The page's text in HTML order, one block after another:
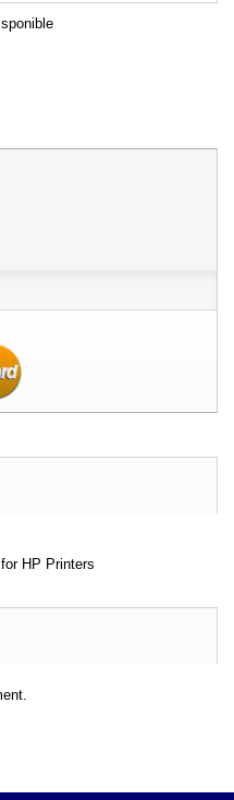
HP Printers